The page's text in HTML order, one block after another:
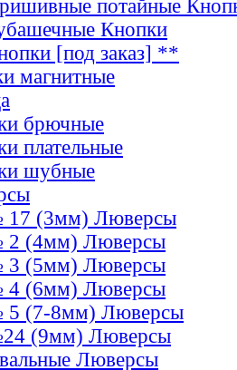
потайные
Кнопки
[под заказ] **
магнитные
брючные
плательные
шубные
(3мм) Люверсы
(4мм) Люверсы
(5мм) Люверсы
(6мм) Люверсы
(7-8мм) Люверсы
(9мм) Люверсы
Люверсы